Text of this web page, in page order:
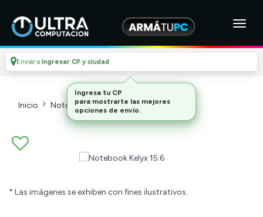
Enviar a Ingresar CP y ciudad
Inicio Notebooks Y Tablets Notebooks
* Las imágenes se exhiben con fines ilustrativos.
Ingresa tu CP
para mostrarte las mejores
opciones de envío.